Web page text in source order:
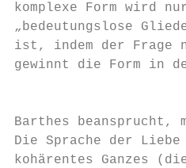
komplexe Form wird
„bedeutungslose
ist, indem der Frage
gewinnt die Form in
Barthes beansprucht,
Die Sprache der
kohärentes Ganzes